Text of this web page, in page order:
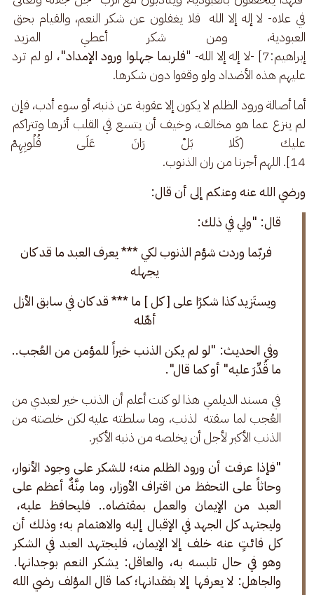
في علاه- لا إله إلا الله  فلا يغفلون عن شكر النعم، والقيام بحق
العبودية، ومن شكر أعطي
إبراهيم:7] -لا إله إلا الله- "
فلربما جهلوا ورود الإمداد"، لو لم ترد
عليهم هذه الأضداد ولو وقفوا دون شكرها.
أما أصالة ورود الظلم لا يكون إلا عقوبة عن ذنبه، أو سوء أدب، فإن
لم ينزع عما هو مخالف، وخيف أن يتسع في القلب أثرها وتتراكم
عليك (كَلا بَلْ رَانَ عَلَى قُلُوبِهِمْ
14]. اللهم أجرنا من ران الذنوب.
ورضي الله عنه وعنكم إلى أن قال:
قال: "ولي في ذلك:
فربّما وردت شؤم الذنوب لكي *** يعرف العبد ما قد كان
يجهله
ويستَزيد كذا شكرًا على [ كل ] ما *** قد كان في سابق الأزل
أهّله
وفي الحديث: "لو لم يكن الذنب خيراً للمؤمن من العُجب..
ما قُدِّرَ عليه" أو كما قال".
في مسند الديلمي هذا لو كنت أعلم أن الذنب خير لعبدي من
العُجب لما سقته  لذنب، وما سلطته عليه لكن خلصته من
الذنب الأكبر لأجل أن يخلصه من ذنبه الأكبر.
"فإذا عرفت أن ورود الظلم منه؛ للشكر على وجود الأنوار،
وحاثاً على التحفظ من اقتراف الأوزار، وما مِنَّةٌ أعظم على
العبد من الإيمان والعمل بمقتضاه.. فليحافظ عليه،
وليجتهد كل الجهد في الإقبال إليه والاهتمام به؛ وذلك أن
كل فائتٍ عنه خلف إلا الإيمان، فليجتهد العبد في الشكر
وهو في حال تلبسه به، والعاقل: يشكر النعم بوجدانها.
والجاهل: لا يعرفها إلا بفقدانها؛ كما قال المؤلف رضي الله